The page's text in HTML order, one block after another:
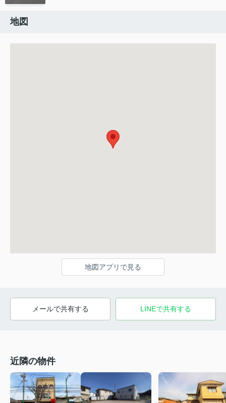
地図
地図アプリで見る
メールで共有する LINEで共有する
近隣の物件